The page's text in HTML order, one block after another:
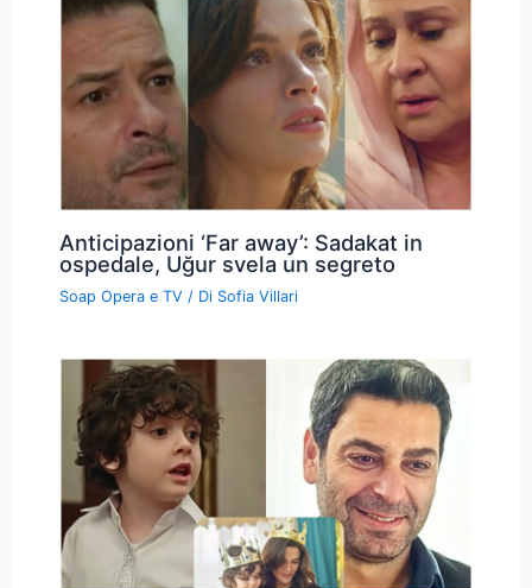
Anticipazioni ‘Far away’: Sadakat in
ospedale, Uğur svela un segreto
Soap Opera e TV / Di Sofia Villari